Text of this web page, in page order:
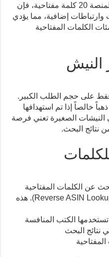
الكلمات المفتاحية. عندما تقدم للمنصة 20 كلمة مفتاحية، فإن
وارتباطات إضافية، مما يؤدي
الكلمات المفتاحية
النيش
فقط على حجم الطلب الكبير.
خالصاً إذا تم استهدافها
الصغيرة تعني فرصة
نتائج البحث.
عن الكلمات المفتاحية
استخدام تقنية البحث العكسي (Reverse ASIN Lookup). هذه